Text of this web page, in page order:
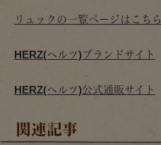
リュックの一覧ページはこちら
HERZ(ヘルツ)ブランドサイト
HERZ(ヘルツ)公式通販サイト
関連記事